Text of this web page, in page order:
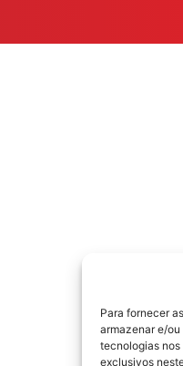
Para fornecer
armazenar e/
tecnologias
exclusivos